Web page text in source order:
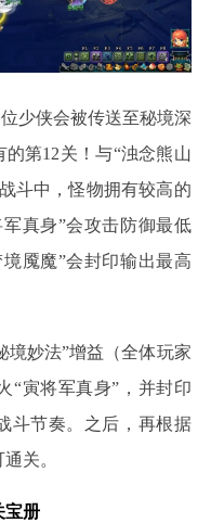
少侠会被传送至秘境深
的第12关！与“浊念熊山
斗中，怪物拥有较高的
真身”会攻击防御最低
魇魔”会封印输出最高
境妙法”增益（全体玩家
“寅将军真身”，并封印
斗节奏。之后，再根据
关。
宝册